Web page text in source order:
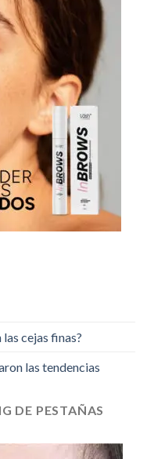
cejas finas?
las tendencias
DE PESTAÑAS